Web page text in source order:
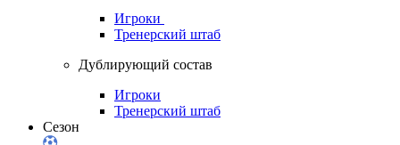
Игроки
Тренерский штаб
Дублирующий состав
Игроки
Тренерский штаб
Сезон